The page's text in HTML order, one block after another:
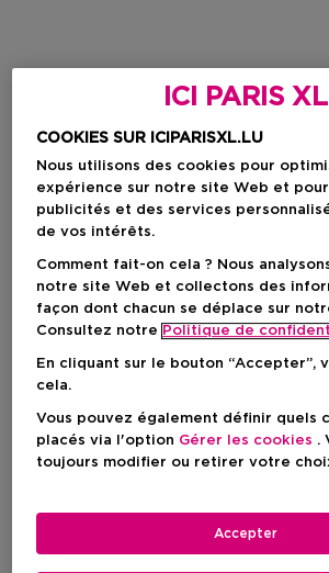
ICI PARIS XL
COOKIES SUR ICIPARISXL.LU
Nous utilisons des cookies pour
expérience sur notre site Web et
publicités et des services
de vos intérêts.
Comment fait-on cela ? Nous
notre site Web et collectons des
façon dont chacun se déplace sur
Consultez notre Politique de
En cliquant sur le bouton “Accepter”,
cela.
Vous pouvez également définir quels
placés via l'option Gérer les cookies .
toujours modifier ou retirer votre
Accepter